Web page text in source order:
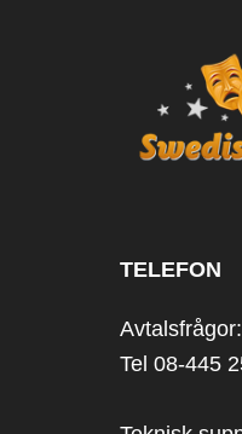
TELEFON
Avtalsfrågor:
Tel 08-445